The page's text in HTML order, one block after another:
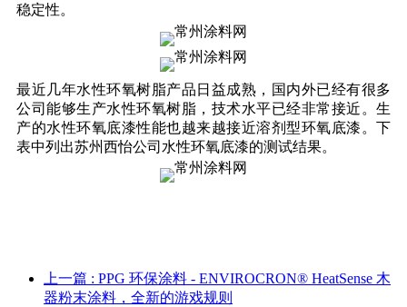
稳定性。
最近几年水性环氧树脂产品日益成熟，国内外已经有很多
公司能够生产水性环氧树脂，技术水平已经非常接近。生
产的水性环氧底漆性能也越来越接近溶剂型环氧底漆。下
表中列出苏州西怡公司水性环氧底漆的测试结果。
上一篇 : PPG 环保涂料 - ENVIROCRON® HeatSense 木
器粉末涂料，全新的游戏规则